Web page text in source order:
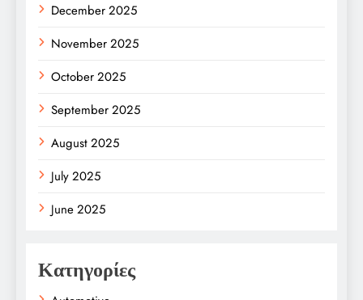
December 2025
November 2025
October 2025
September 2025
August 2025
July 2025
June 2025
Κατηγορίες